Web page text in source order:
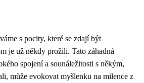
s pocity, které se zdají být
je už někdy prožili. Tato záhadná
spojení a sounáležitosti s někým,
může evokovat myšlenku na milence z